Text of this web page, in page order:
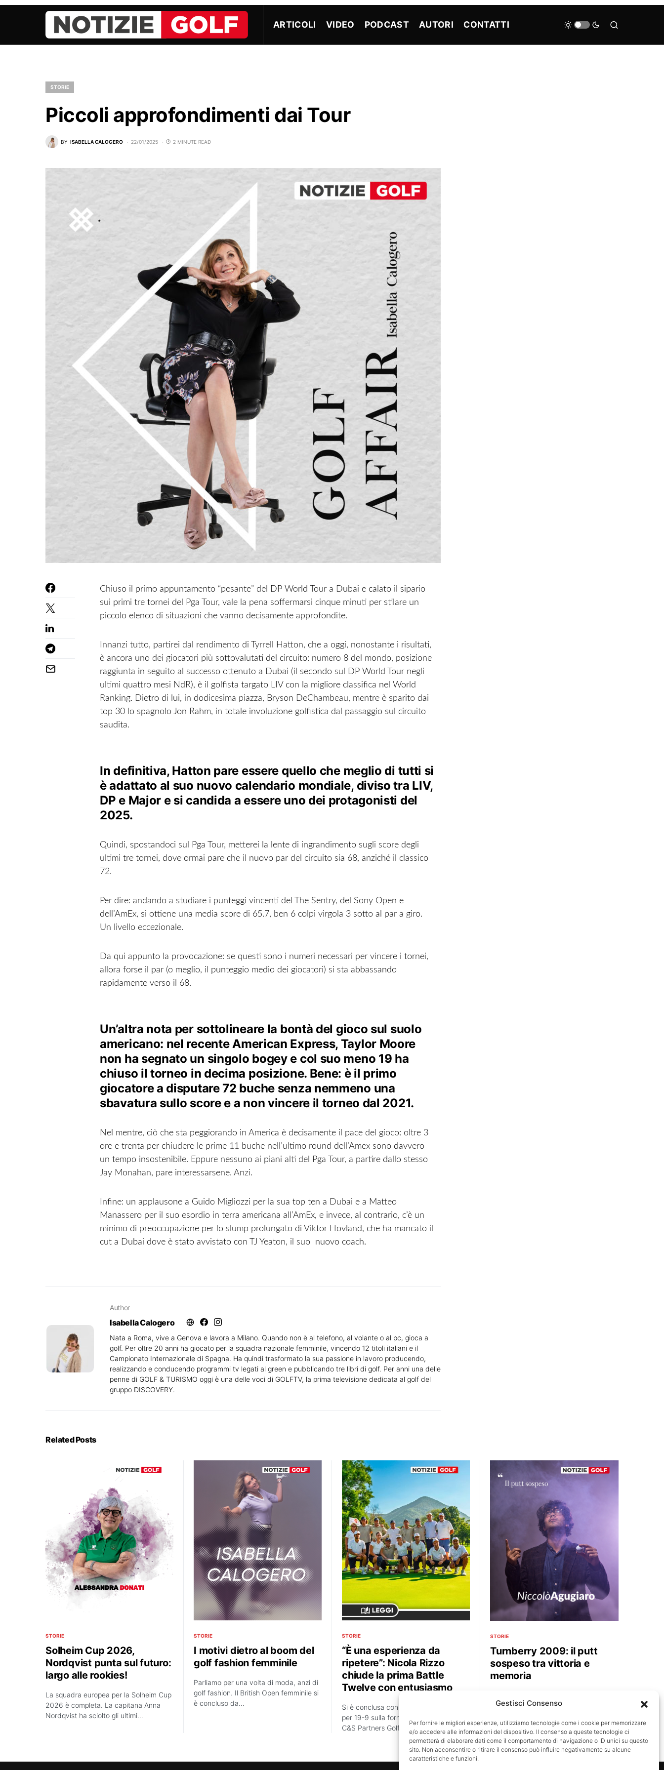
Gestisci Consenso
Per fornire le migliori esperienze, utilizziamo tecnologie come i cookie per memorizzare
e/o accedere alle informazioni del dispositivo. Il consenso a queste tecnologie ci
permetterà di elaborare dati come il comportamento di navigazione o ID unici su questo
sito. Non acconsentire o ritirare il consenso può influire negativamente su alcune
caratteristiche e funzioni.
ARTICOLI VIDEO PODCAST AUTORI CONTATTI
STORIE
Piccoli approfondimenti dai Tour
BY ISABELLA CALOGERO 22/01/2025 2 MINUTE READ
Chiuso il primo appuntamento “pesante” del DP World Tour a Dubai e calato il sipario
sui primi tre tornei del Pga Tour, vale la pena soffermarsi cinque minuti per stilare un
piccolo elenco di situazioni che vanno decisamente approfondite.
Innanzi tutto, partirei dal rendimento di Tyrrell Hatton, che a oggi, nonostante i risultati,
è ancora uno dei giocatori più sottovalutati del circuito: numero 8 del mondo, posizione
raggiunta in seguito al successo ottenuto a Dubai (il secondo sul DP World Tour negli
ultimi quattro mesi NdR), è il golfista targato LIV con la migliore classifica nel World
Ranking. Dietro di lui, in dodicesima piazza, Bryson DeChambeau, mentre è sparito dai
top 30 lo spagnolo Jon Rahm, in totale involuzione golfistica dal passaggio sul circuito
saudita.
In definitiva, Hatton pare essere quello che meglio di tutti si
è adattato al suo nuovo calendario mondiale, diviso tra LIV,
DP e Major e si candida a essere uno dei protagonisti del
2025.
Quindi, spostandoci sul Pga Tour, metterei la lente di ingrandimento sugli score degli
ultimi tre tornei, dove ormai pare che il nuovo par del circuito sia 68, anziché il classico
72.
Per dire: andando a studiare i punteggi vincenti del The Sentry, del Sony Open e
dell’AmEx, si ottiene una media score di 65.7, ben 6 colpi virgola 3 sotto al par a giro.
Un livello eccezionale.
Da qui appunto la provocazione: se questi sono i numeri necessari per vincere i tornei,
allora forse il par (o meglio, il punteggio medio dei giocatori) si sta abbassando
rapidamente verso il 68.
Un’altra nota per sottolineare la bontà del gioco sul suolo
americano: nel recente American Express, Taylor Moore
non ha segnato un singolo bogey e col suo meno 19 ha
chiuso il torneo in decima posizione. Bene: è il primo
giocatore a disputare 72 buche senza nemmeno una
sbavatura sullo score e a non vincere il torneo dal 2021.
Nel mentre, ciò che sta peggiorando in America è decisamente il pace del gioco: oltre 3
ore e trenta per chiudere le prime 11 buche nell’ultimo round dell’Amex sono davvero
un tempo insostenibile. Eppure nessuno ai piani alti del Pga Tour, a partire dallo stesso
Jay Monahan, pare interessarsene. Anzi.
Infine: un applausone a Guido Migliozzi per la sua top ten a Dubai e a Matteo
Manassero per il suo esordio in terra americana all’AmEx, e invece, al contrario, c’è un
minimo di preoccupazione per lo slump prolungato di Viktor Hovland, che ha mancato il
cut a Dubai dove è stato avvistato con TJ Yeaton, il suo nuovo coach.
Author
Isabella Calogero
Nata a Roma, vive a Genova e lavora a Milano. Quando non è al telefono, al volante o al pc, gioca a
golf. Per oltre 20 anni ha giocato per la squadra nazionale femminile, vincendo 12 titoli italiani e il
Campionato Internazionale di Spagna. Ha quindi trasformato la sua passione in lavoro producendo,
realizzando e conducendo programmi tv legati al green e pubblicando tre libri di golf. Per anni una delle
penne di GOLF & TURISMO oggi è una delle voci di GOLFTV, la prima televisione dedicata al golf del
gruppo DISCOVERY.
Related Posts
STORIE
Solheim Cup 2026,
Nordqvist punta sul futuro:
largo alle rookies!
La squadra europea per la Solheim Cup
2026 è completa. La capitana Anna
Nordqvist ha sciolto gli ultimi…
STORIE
I motivi dietro al boom del
golf fashion femminile
Parliamo per una volta di moda, anzi di
golf fashion. Il British Open femminile si
è concluso da…
STORIE
“È una esperienza da
ripetere”: Nicola Rizzo
chiude la prima Battle
Twelve con entusiasmo
Si è conclusa con la vittoria di Team59
per 19-9 sulla formazione francese di
C&S Partners Golf Team…
STORIE
Turnberry 2009: il putt
sospeso tra vittoria e
memoria
buca, il golf misura ciò che accade,